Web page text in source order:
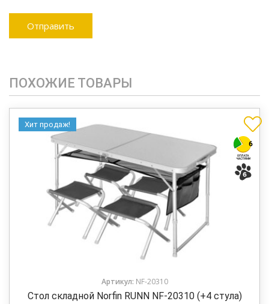
ПОХОЖИЕ ТОВАРЫ
Хит продаж!
Артикул: NF-20310
Стол складной Norfin RUNN NF-20310 (+4 стула)